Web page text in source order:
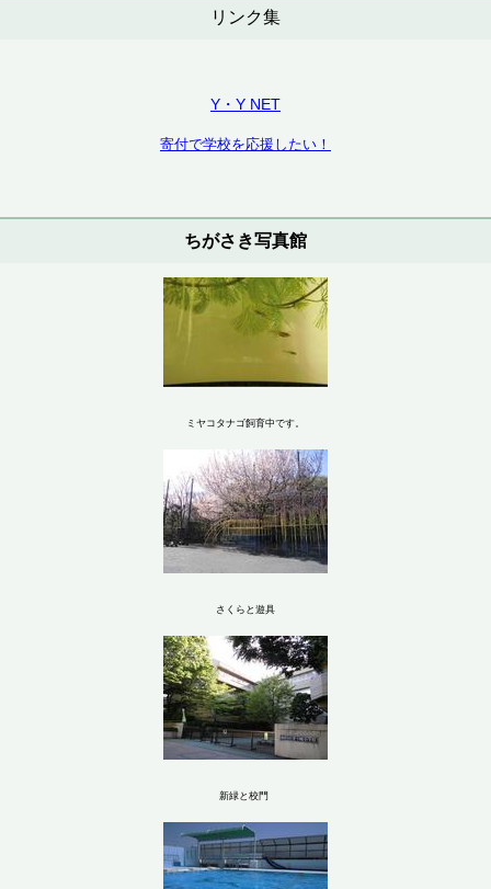
リンク集
Y・Y NET
寄付で学校を応援したい！
ちがさき写真館
ミヤコタナゴ飼育中です。
さくらと遊具
新緑と校門